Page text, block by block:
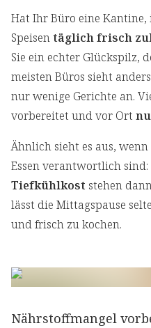
Hat Ihr Büro eine
Speisentäglich frisch
Sie ein echter Glückspilz,
meisten Büros sieht
nur wenige Gerichte an.
vorbereitet und vor Ort
Ähnlich sieht es aus,
Essen verantwortlich sind:
Tiefkühlkost stehen
lässt die Mittagspause
und frisch zu kochen.
Nährstoffmangel